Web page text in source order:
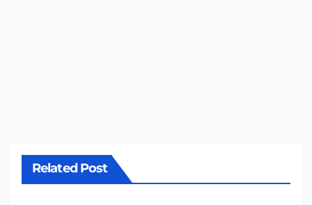
Related Post